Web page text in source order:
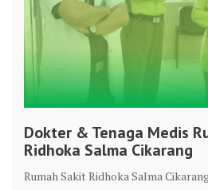
Dokter & Tenaga Medis
Ridhoka Salma Cikarang
Rumah Sakit Ridhoka Salma